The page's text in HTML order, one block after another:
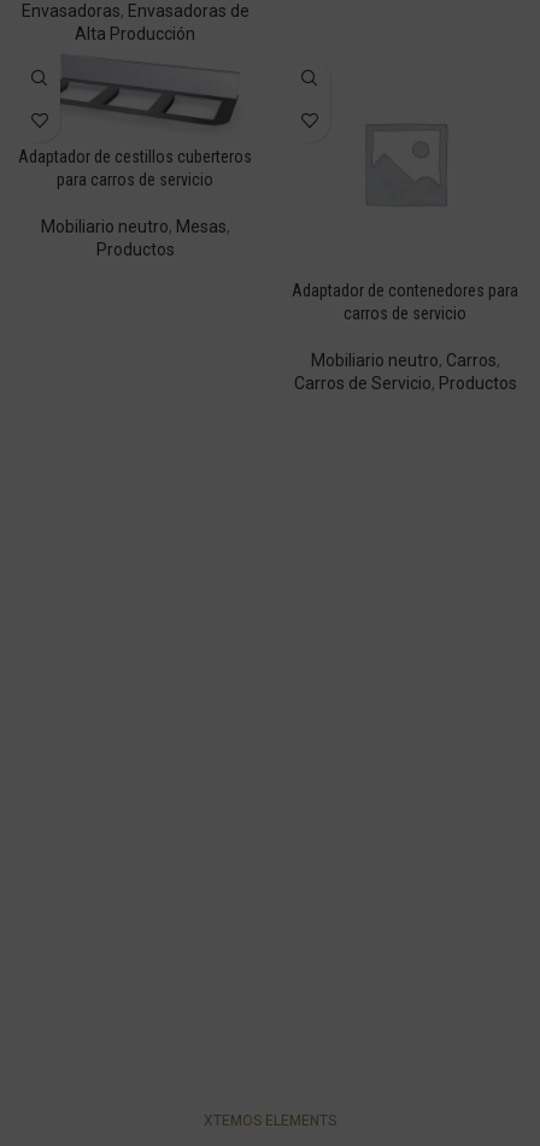
Envasadoras, Envasadoras de
Alta Producción
Adaptador de cestillos cuberteros
para carros de servicio
Mobiliario neutro, Mesas,
Productos
Adaptador de contenedores para
carros de servicio
Mobiliario neutro, Carros,
Carros de Servicio, Productos
XTEMOS ELEMENTS